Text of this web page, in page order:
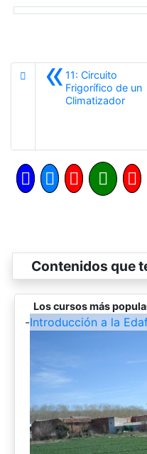
«11: Circuito
Frigorífico de un
Climatizador
Contenidos que
Los cursos más
-Introducción a la